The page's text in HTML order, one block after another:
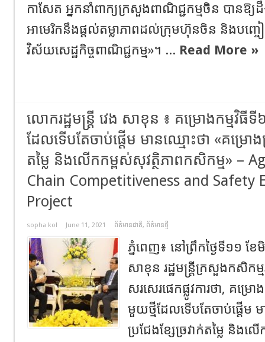
កាសែត អ្នកនាំពាក្យក្រសួងពាណិជ្ជកម្មចិន បានឱ្
អាមេរិកនឹងផ្តល់តម្លាភាពដល់ក្រុមហ៊ុនចិន និងបញ្ច
វិស័យសេដ្ឋកិច្ចពាណិជ្ជកម្ម»។ ... Read More »
លោករដ្ឋមន្ត្រី វេង សាខុន ៖ គម្រោងកម្មវិធី
ដែលទើបតែចាប់ផ្តើម មានឈ្មោះថា «គម្រោង
តម្លៃ និងលើកកម្ពស់សុវត្ថិភាពកសិកម្ម» –
Chain Competitiveness and Safety
Project
sopha kol June 11, 2021 ព័ត៌មានជាតិ, ព័ត៌មានថ្មី
ភ្នំពេញ៖ នៅព្រឹកថ្ងៃទី១១ ខ
សាខុន រដ្ឋមន្ត្រីក្រសួងកសិកម្
សរសេរផេកផ្លូវការថា, គម្រ
មួយថ្មីដែលទើបតែចាប់ផ្តើម
ប្រជែងខ្សែច្រវាក់តម្លៃ និង